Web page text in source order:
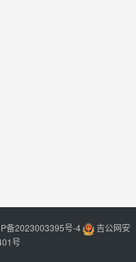
备2023003395号-4
吉公网安
号